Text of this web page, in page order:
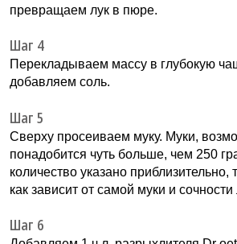
превращаем лук в пюре.
Шаг 4
Перекладываем массу в глубокую
добавляем соль.
Шаг 5
Сверху просеиваем муку. Муки,
понадобится чуть больше, чем 250
количество указано приблизительно,
как зависит от самой муки и сочности
Шаг 6